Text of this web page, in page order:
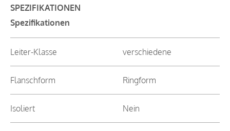
SPEZIFIKATIONEN
Spezifikationen
Leiter-Klasse verschiedene
Flanschform Ringform
Isoliert Nein